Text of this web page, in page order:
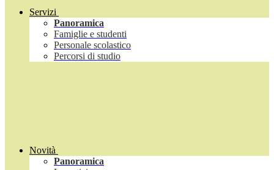
Servizi
Panoramica
Famiglie e studenti
Personale scolastico
Percorsi di studio
Novità
Panoramica